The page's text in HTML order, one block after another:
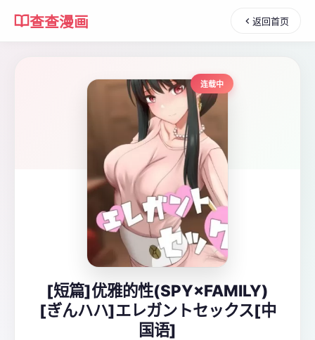
查查漫画 返回首页
连载中
[短篇]优雅的性(SPY×FAMILY)
[ぎんハハ]エレガントセックス[中
国语]